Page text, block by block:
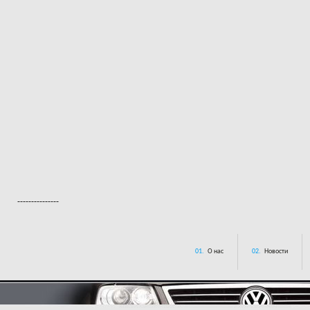
---------------
01. О нас 02. Новости